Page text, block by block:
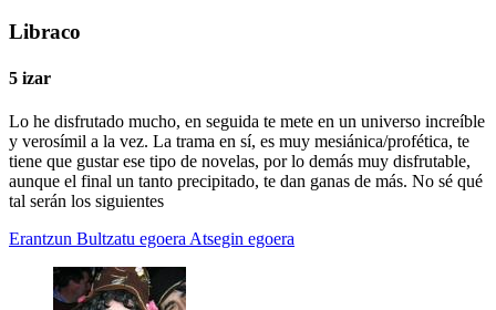
Libraco
5 izar
Lo he disfrutado mucho, en seguida te mete en un universo increíble
y verosímil a la vez. La trama en sí, es muy mesiánica/profética, te
tiene que gustar ese tipo de novelas, por lo demás muy disfrutable,
aunque el final un tanto precipitado, te dan ganas de más. No sé qué
tal serán los siguientes
Erantzun Bultzatu egoera Atsegin egoera